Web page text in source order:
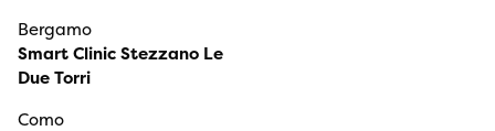
Bergamo
Smart Clinic Stezzano Le
Due Torri
Como